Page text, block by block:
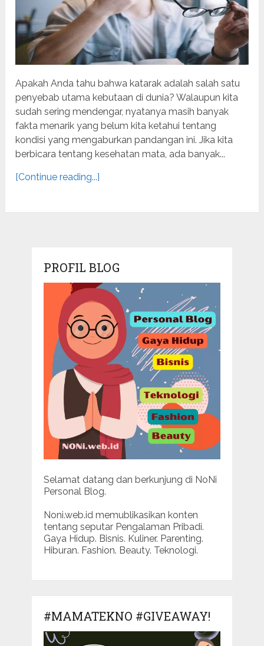
Apakah Anda tahu bahwa katarak adalah salah satu
penyebab utama kebutaan di dunia? Walaupun kita
sudah sering mendengar, nyatanya masih banyak
fakta menarik yang belum kita ketahui tentang
kondisi yang mengaburkan pandangan ini. Jika kita
berbicara tentang kesehatan mata, ada banyak...
[Continue reading...]
PROFIL BLOG
Selamat datang dan berkunjung di NoNi
Personal Blog.
Noni.web.id memublikasikan konten
tentang seputar Pengalaman Pribadi.
Gaya Hidup. Bisnis. Kuliner. Parenting.
Hiburan. Fashion. Beauty. Teknologi.
#MAMATEKNO #GIVEAWAY!